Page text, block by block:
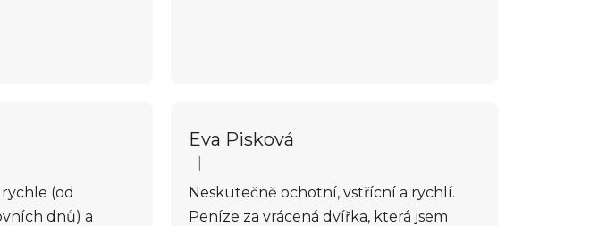
5 z 5 hvězdiček.
(od
dnů) a
Eva Pisková
Hodnocení obchodu je 5 z 5 hvězdiček.
Neskutečně ochotní, vstřícní a rychlí.
Peníze za vrácená dvířka, která jsem